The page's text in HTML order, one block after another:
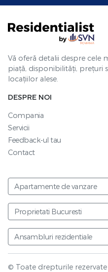
Vă oferă detalii despre cele
piață, disponibilități, prețuri
locațiilor alese.
DESPRE NOI
Compania
Servicii
Feedback-ul tau
Contact
Apartamente de vanzare
Proprietati Bucuresti
Ansambluri rezidentiale
© Toate drepturile rezervate